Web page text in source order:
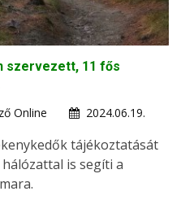
szervezett, 11 fős
Online
2024.06.19.
tájékoztatását
is segíti a